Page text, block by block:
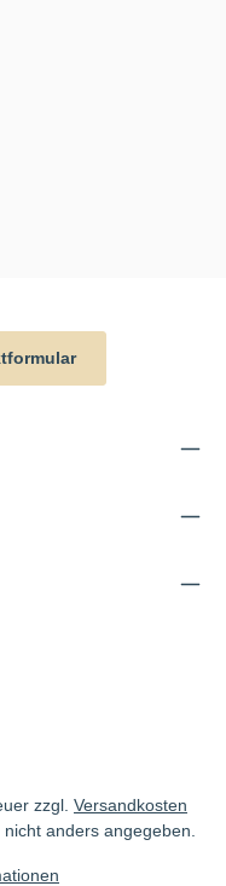
zzgl. Versandkosten
anders angegeben.